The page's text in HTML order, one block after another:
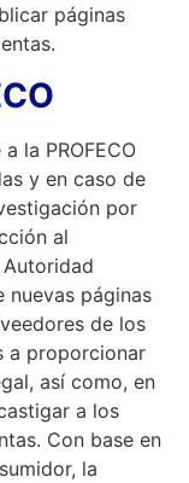
páginas
la PROFECO
y en caso de
por
al
nuevas páginas
de los
a proporcionar
así como, en
a los
Con base en
la